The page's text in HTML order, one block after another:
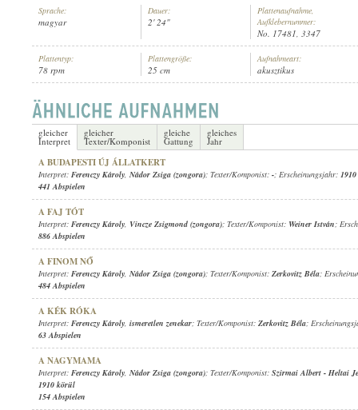
Sprache:
magyar
Dauer:
2' 24"
Plattenaufnahme,
Aufklebernummer:
No. 17481, 3347
Plattentyp:
78 rpm
Plattengröße:
25 cm
Aufnahmeart:
akusztikus
gleicher
Interpret
gleicher
Texter/Komponist
gleiche
Gattung
gleiches
Jahr
A BUDAPESTI ÚJ ÁLLATKERT
Interpret: Ferenczy Károly, Nádor Zsiga (zongora); Texter/Komponist: -; Erscheinungsjahr:
441 Abspielen
A FAJ TÓT
Interpret: Ferenczy Károly, Vincze Zsigmond (zongora); Texter/Komponist: Weiner István;
886 Abspielen
A FINOM NŐ
Interpret: Ferenczy Károly, Nádor Zsiga (zongora); Texter/Komponist: Zerkovitz Béla;
484 Abspielen
A KÉK RÓKA
Interpret: Ferenczy Károly, ismeretlen zenekar; Texter/Komponist: Zerkovitz Béla;
63 Abspielen
A NAGYMAMA
Interpret: Ferenczy Károly, Nádor Zsiga (zongora); Texter/Komponist: Szirmai Albert - Heltai
1910 körül
154 Abspielen